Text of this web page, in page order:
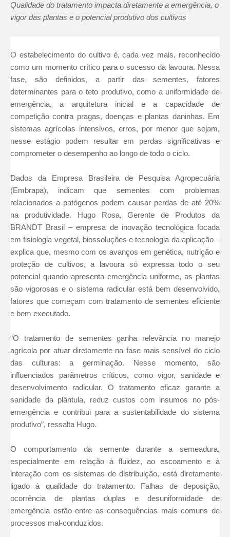
Qualidade do tratamento impacta diretamente a emergência, o
vigor das plantas e o potencial produtivo dos cultivos
O estabelecimento do cultivo é, cada vez mais, reconhecido
como um momento crítico para o sucesso da lavoura. Nessa
fase, são definidos, a partir das sementes, fatores
determinantes para o teto produtivo, como a uniformidade de
emergência, a arquitetura inicial e a capacidade de
competição contra pragas, doenças e plantas daninhas. Em
sistemas agrícolas intensivos, erros, por menor que sejam,
nesse estágio podem resultar em perdas significativas e
comprometer o desempenho ao longo de todo o ciclo.
Dados da Empresa Brasileira de Pesquisa Agropecuária
(Embrapa), indicam que sementes com problemas
relacionados a patógenos podem causar perdas de até 20%
na produtividade. Hugo Rosa, Gerente de Produtos da
BRANDT Brasil – empresa de inovação tecnológica focada
em fisiologia vegetal, biossoluções e tecnologia da aplicação –
explica que, mesmo com os avanços em genética, nutrição e
proteção de cultivos, a lavoura só expressa todo o seu
potencial quando apresenta emergência uniforme, as plantas
são vigorosas e o sistema radicular está bem desenvolvido,
fatores que começam com tratamento de sementes eficiente
e bem executado.
“O tratamento de sementes ganha relevância no manejo
agrícola por atuar diretamente na fase mais sensível do ciclo
das culturas: a germinação. Nesse momento, são
influenciados parâmetros críticos, como vigor, sanidade e
desenvolvimento radicular. O tratamento eficaz garante a
sanidade da plântula, reduz custos com insumos no pós-
emergência e contribui para a sustentabilidade do sistema
produtivo”, ressalta Hugo.
O comportamento da semente durante a semeadura,
especialmente em relação à fluidez, ao escoamento e à
interação com os sistemas de distribuição, está diretamente
ligado à qualidade do tratamento. Falhas de deposição,
ocorrência de plantas duplas e desuniformidade de
emergência estão entre as consequências mais comuns de
processos mal-conduzidos.